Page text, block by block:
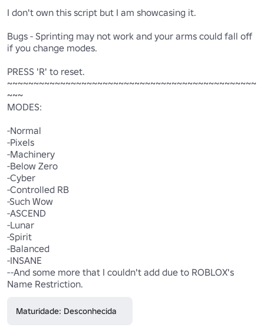
I don't own this script but I am showcasing it.
Bugs - Sprinting may not work and your arms could fall off
if you change modes.
PRESS 'R' to reset.
~~~~~~~~~~~~~~~~~~~~~~~~~~~~~~~~~~~~~~~~~~~~~~~
~~~
MODES:
-Normal
-Pixels
-Machinery
-Below Zero
-Cyber
-Controlled RB
-Such Wow
-ASCEND
-Lunar
-Spirit
-Balanced
-INSANE
--And some more that I couldn't add due to ROBLOX's
Name Restriction.
Maturidade: Desconhecida